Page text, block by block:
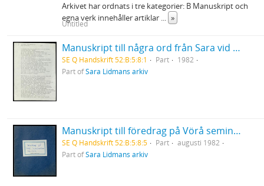
Arkivet har ordnats i tre kategorier: B Manuskript och
egna verk innehåller artiklar ... »
Untitled
Manuskript till några ord från Sara vid Birgit Ståhl-Nybergs jordfästning
SE Q Handskrift 52:B:5:8:1 Part
1982
Part ofSara Lidmans arkiv
Manuskript till föredrag på Vörå seminarium
SE Q Handskrift 52:B:5:8:5 Part
augusti 1982
Part ofSara Lidmans arkiv